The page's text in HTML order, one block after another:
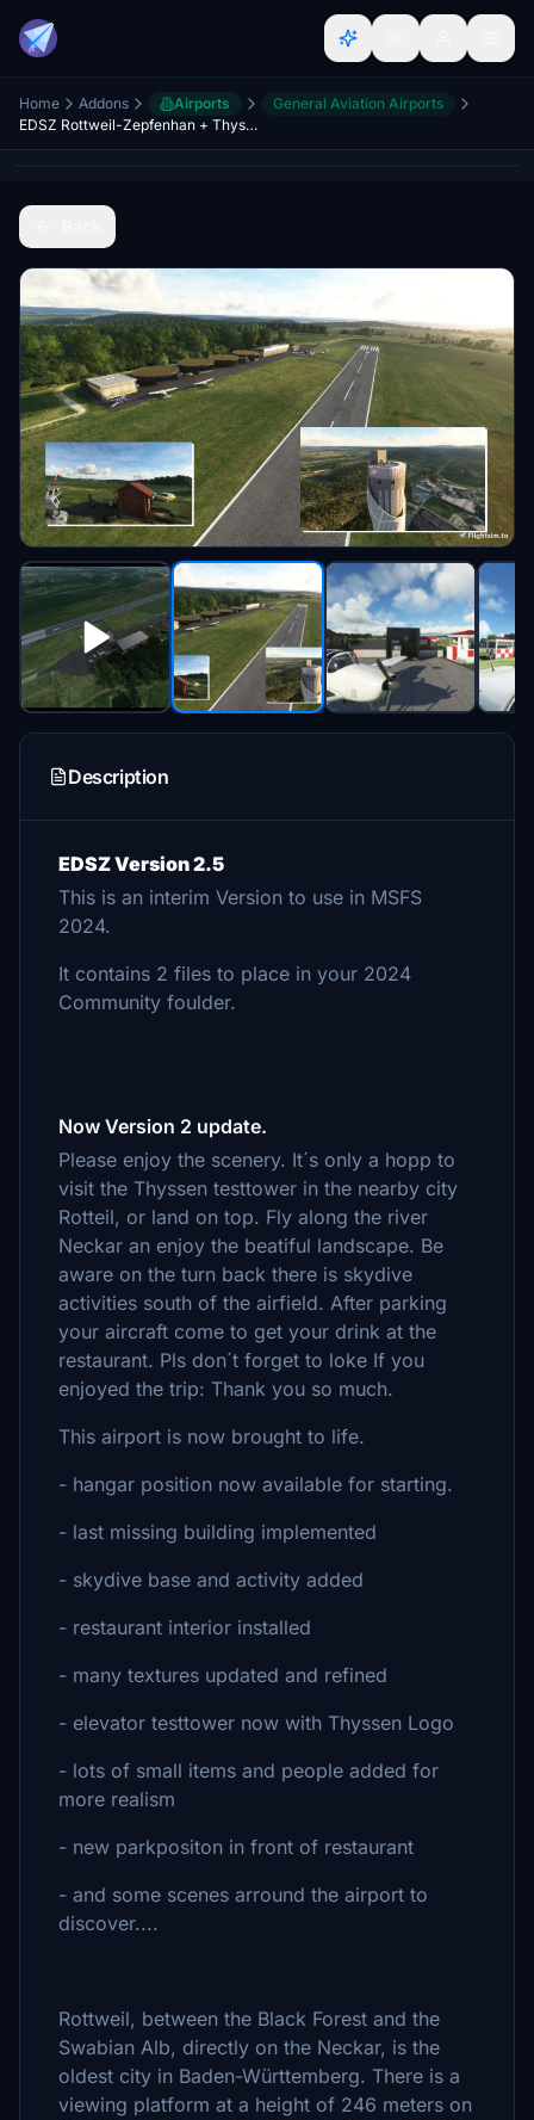
Home Addons Airports
General Aviation Airports
EDSZ Rottweil-Zepfenhan + ThyssenKrupp Testturm
Description
EDSZ Version 2.5
This is an interim Version to use in MSFS
2024.
It contains 2 files to place in your 2024
Community foulder.
Now Version 2 update.
Please enjoy the scenery. It´s only a hopp to
visit the Thyssen testtower in the nearby city
Rotteil, or land on top. Fly along the river
Neckar an enjoy the beatiful landscape. Be
aware on the turn back there is skydive
activities south of the airfield. After parking
your aircraft come to get your drink at the
restaurant. Pls don´t forget to loke If you
enjoyed the trip: Thank you so much.
This airport is now brought to life.
- hangar position now available for starting.
- last missing building implemented
- skydive base and activity added
- restaurant interior installed
- many textures updated and refined
- elevator testtower now with Thyssen Logo
- lots of small items and people added for
more realism
- new parkpositon in front of restaurant
- and some scenes arround the airport to
discover....
Rottweil, between the Black Forest and the
Swabian Alb, directly on the Neckar, is the
oldest city in Baden-Württemberg. There is a
viewing platform at a height of 246 meters on